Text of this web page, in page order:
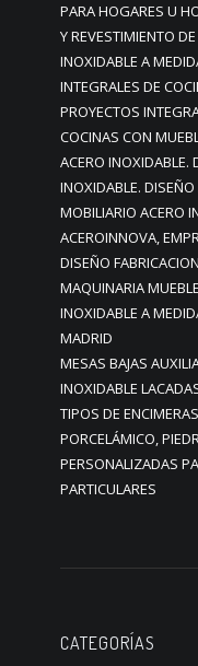
PARA HOGARES U
Y REVESTIMIENTO
INOXIDABLE A
INTEGRALES DE
PROYECTOS
COCINAS CON
ACERO INOXIDABLE.
INOXIDABLE.
MOBILIARIO ACERO
ACEROINNOVA,
DISEÑO
MAQUINARIA
INOXIDABLE A
MADRID
MESAS BAJAS
INOXIDABLE
TIPOS DE
PORCELÁMICO,
PERSONALIZADAS
PARTICULARES
CATEGORÍAS